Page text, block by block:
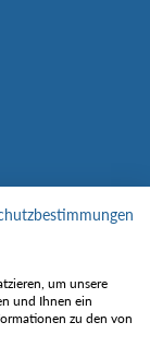
um unsere
und Ihnen ein
zu den von